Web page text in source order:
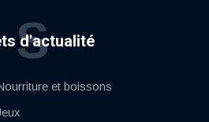
d'actualité
S
et boissons